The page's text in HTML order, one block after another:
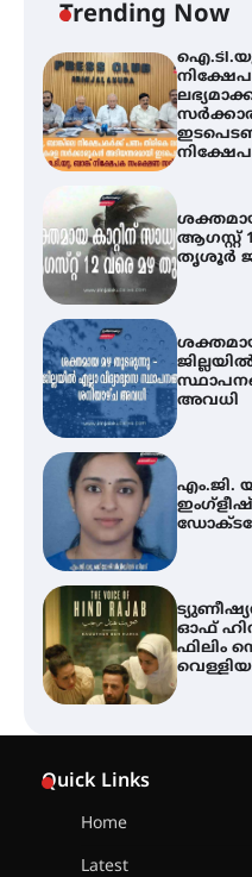
Trending Now
ആഗസ്റ്റ്
തൃശൂർ
അവധി
എം.ജി.
ഓഫ്
ഫിലിം
Quick Links
Home
Latest